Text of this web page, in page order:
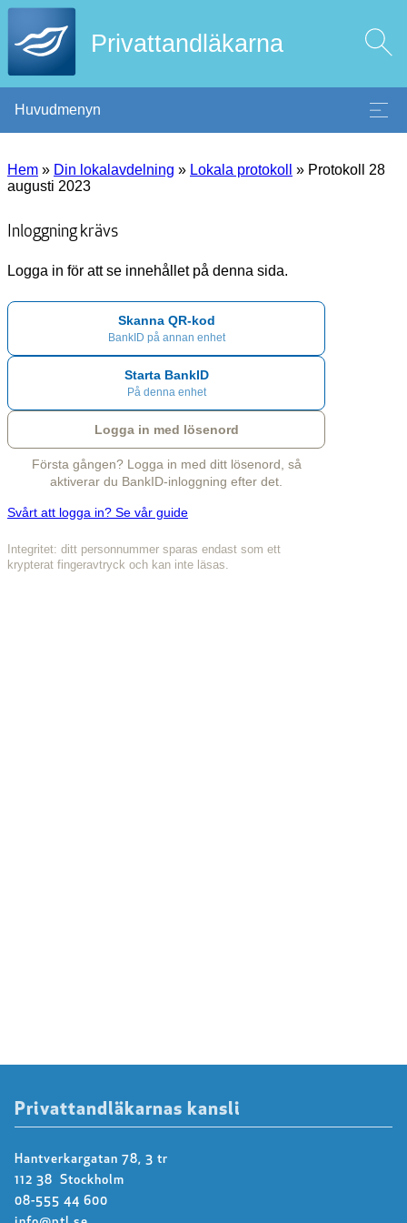
Privattandläkarna
Huvudmenyn
Hem » Din lokalavdelning » Lokala protokoll » Protokoll 28
augusti 2023
Inloggning krävs
Logga in för att se innehållet på denna sida.
Skanna QR-kod
BankID på annan enhet
Starta BankID
På denna enhet
Logga in med lösenord
Första gången? Logga in med ditt lösenord, så
aktiverar du BankID-inloggning efter det.
Svårt att logga in? Se vår guide
Integritet: ditt personnummer sparas endast som ett
krypterat fingeravtryck och kan inte läsas.
Privattandläkarnas kansli
Hantverkargatan 78, 3 tr
112 38 Stockholm
08-555 44 600